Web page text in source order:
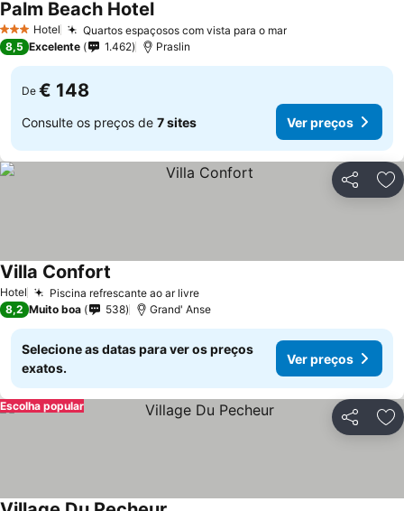
3 EstrelasHotel Quartos espaçosos com vista para o mar
Palm Beach Hotel
8,5 Excelente 1.462 Praslin
De € 148
Consulte os preços de 7 sites Ver preços
Partilhar
Hotel Piscina refrescante ao ar livre
Villa Confort
8,2 Muito boa 538 Grand' Anse
Selecione as datas para ver os preços
exatos.
Ver preços
Partilhar
Escolha popular